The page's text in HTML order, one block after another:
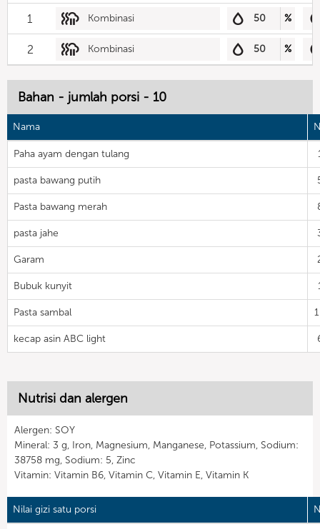
1 Kombinasi 50 %
2 Kombinasi 50 %
Bahan - jumlah porsi - 10
Nama
Paha ayam dengan tulang
pasta bawang putih
Pasta bawang merah
pasta jahe
Garam
Bubuk kunyit
Pasta sambal
kecap asin ABC light
Nutrisi dan alergen
Alergen: SOY
Mineral: 3 g, Iron, Magnesium, Manganese, Potassium, Sodium:
38758 mg, Sodium: 5, Zinc
Vitamin: Vitamin B6, Vitamin C, Vitamin E, Vitamin K
Nilai gizi satu porsi